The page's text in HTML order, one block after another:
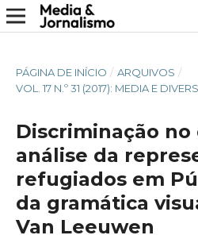
PÁGINA DE INÍCIO / ARQUIVOS /
VOL. 17 N.º 31 (2017): MEDIA E
Discriminação no
análise da
refugiados em
da gramática
Van Leeuwen